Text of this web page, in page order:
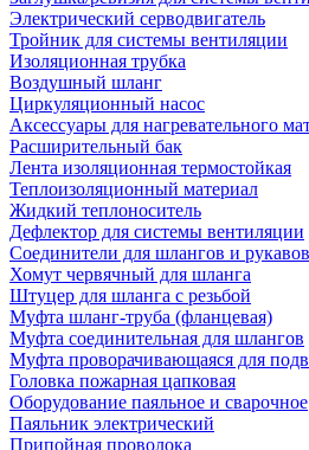
Электрический серводвигатель
Тройник для системы вентиляции
Изоляционная трубка
Воздушный шланг
Циркуляционный насос
Аксессуары для нагревательного
Расширительный бак
Лента изоляционная термостойкая
Теплоизоляционный материал
Жидкий теплоноситель
Дефлектор для системы вентиляции
Соединители для шлангов и рукавов
Хомут червячный для шланга
Штуцер для шланга с резьбой
Муфта шланг-труба (фланцевая)
Муфта соединительная для шлангов
Муфта проворачивающаяся для
Головка пожарная цапковая
Оборудование паяльное и сварочное
Паяльник электрический
Припойная проволока